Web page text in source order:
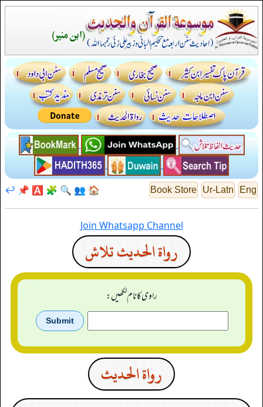
Eng
Ur-Latn
Book Store
🏠
👥
🔍
🧩
🅰️
📌
↩️
Join Whatsapp Channel
رواة الحديث تلاش
راوی کا نام لکھیں:
رواة الحدیث